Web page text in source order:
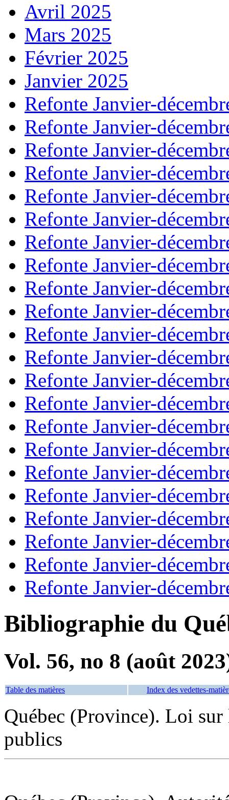
Avril 2025
Mars 2025
Février 2025
Janvier 2025
Refonte Janvier-
Refonte Janvier-
Refonte Janvier-
Refonte Janvier-
Refonte Janvier-
Refonte Janvier-
Refonte Janvier-
Refonte Janvier-
Refonte Janvier-
Refonte Janvier-
Refonte Janvier-
Refonte Janvier-
Refonte Janvier-
Refonte Janvier-
Refonte Janvier-
Refonte Janvier-
Refonte Janvier-
Refonte Janvier-
Refonte Janvier-
Refonte Janvier-
Refonte Janvier-
Refonte Janvier-
Bibliographie du
Vol. 56, no 8 (août
Table des matières Index des vedettes-
Québec (Province). Loi sur
publics